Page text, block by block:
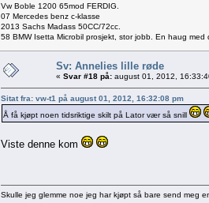
Vw Boble 1200 65mod FERDIG.
07 Mercedes benz c-klasse
2013 Sachs Madass 50CC/72cc.
58 BMW Isetta Microbil prosjekt, stor jobb. En haug med
Sv: Annelies lille røde
« Svar #18 på: august 01, 2012,
Sitat fra: vw-t1 på august 01, 2012, 16:32:08 pm
Å få kjøpt noen tidsriktige skilt på Lator vær så snill
Viste denne kom
Skulle jeg glemme noe jeg har kjøpt så bare send meg